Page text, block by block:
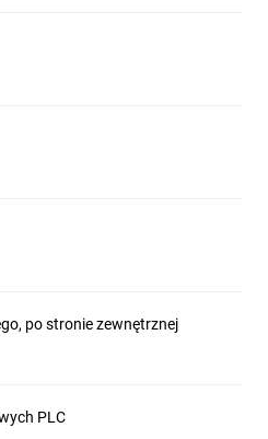
po stronie zewnętrznej
PLC